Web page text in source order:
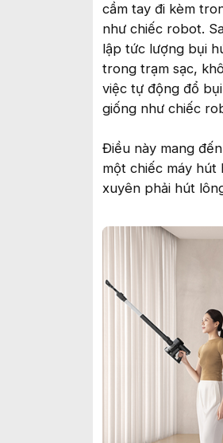
cầm tay đi kèm
như chiếc robot.
lập tức lượng bụi
trong trạm sạc,
việc tự động đổ
giống như chiếc
Điều này mang
một chiếc máy hút
xuyên phải hút